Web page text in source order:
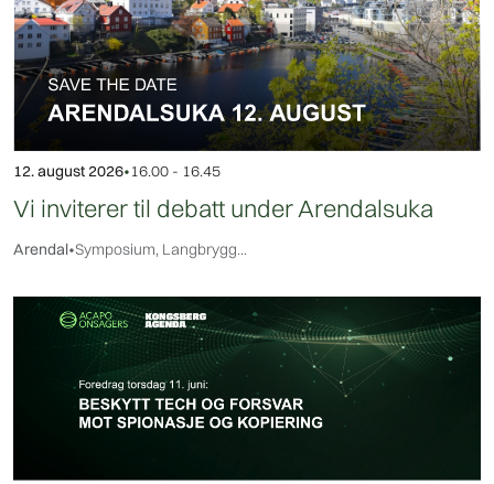
12. august 2026•16.00 - 16.45
Vi inviterer til debatt under Arendalsuka
Arendal•Symposium, Langbrygg...